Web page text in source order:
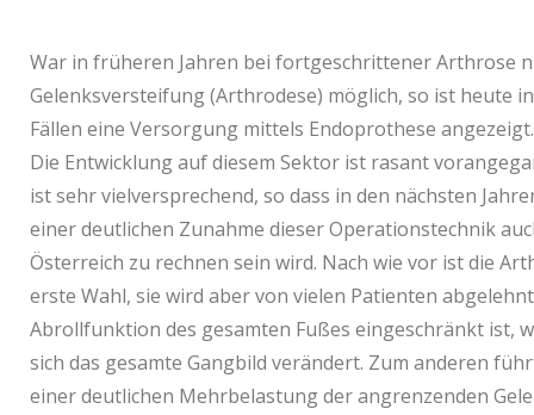
War in früheren Jahren bei fortgeschrittener Arthrose
Gelenksversteifung (Arthrodese) möglich, so ist heute
Fällen eine Versorgung mittels Endoprothese angezeigt.
Die Entwicklung auf diesem Sektor ist rasant
ist sehr vielversprechend, so dass in den nächsten
einer deutlichen Zunahme dieser Operationstechnik
Österreich zu rechnen sein wird. Nach wie vor ist die
erste Wahl, sie wird aber von vielen Patienten
Abrollfunktion des gesamten Fußes eingeschränkt ist,
sich das gesamte Gangbild verändert. Zum anderen
einer deutlichen Mehrbelastung der angrenzenden